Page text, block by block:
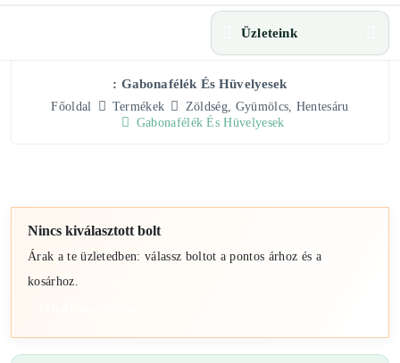
Üzleteink
: Gabonafélék És Hüvelyesek
Főoldal Termékek
Zöldség, Gyümölcs, Hentesáru
Gabonafélék És Hüvelyesek
Nincs kiválasztott bolt
Árak a te üzletedben: válassz boltot a pontos árhoz és a
kosárhoz.